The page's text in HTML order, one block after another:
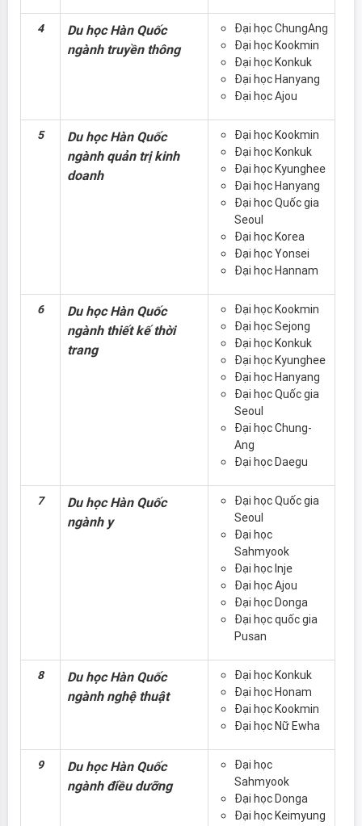
4
Du học Hàn Quốc
ngành truyền thông
Đại học ChungAng
Đại học Kookmin
Đại học Konkuk
Đại học Hanyang
Đại học Ajou
5
Du học Hàn Quốc
ngành quản trị kinh
doanh
Đại học Kookmin
Đại học Konkuk
Đại học Kyunghee
Đại học Hanyang
Đại học Quốc gia
Seoul
Đại học Korea
Đại học Yonsei
Đại học Hannam
6
Du học Hàn Quốc
ngành thiết kế thời
trang
Đại học Kookmin
Đại học Sejong
Đại học Konkuk
Đại học Kyunghee
Đại học Hanyang
Đại học Quốc gia
Seoul
Đại học Chung-
Ang
Đại học Daegu
7
Du học Hàn Quốc
ngành y
Đại học Quốc gia
Seoul
Đại học
Sahmyook
Đại học Inje
Đại học Ajou
Đại học Donga
Đại học quốc gia
Pusan
8
Du học Hàn Quốc
ngành nghệ thuật
Đại học Konkuk
Đại học Honam
Đại học Kookmin
Đại học Nữ Ewha
9
Du học Hàn Quốc
ngành điều dưỡng
Đại học
Sahmyook
Đại học Donga
Đại học Keimyung